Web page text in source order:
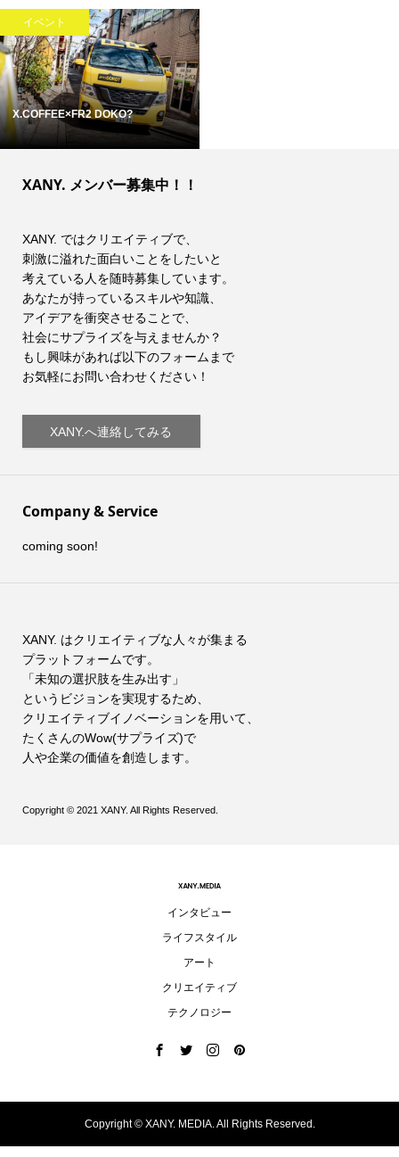
イベント
X.COFFEE×FR2 DOKO?
XANY. メンバー募集中！！
XANY. ではクリエイティブで、
刺激に溢れた面白いことをしたいと
考えている人を随時募集しています。
あなたが持っているスキルや知識、
アイデアを衝突させることで、
社会にサプライズを与えませんか？
もし興味があれば以下のフォームまで
お気軽にお問い合わせください！
XANY.へ連絡してみる
Company & Service
coming soon!
XANY. はクリエイティブな人々が集まる
プラットフォームです。
「未知の選択肢を生み出す」
というビジョンを実現するため、
クリエイティブイノベーションを用いて、
たくさんのWow(サプライズ)で
人や企業の価値を創造します。
Copyright © 2021 XANY. All Rights Reserved.
インタビュー
ライフスタイル
アート
クリエイティブ
テクノロジー
Copyright ©XANY. MEDIA. All Rights Reserved.